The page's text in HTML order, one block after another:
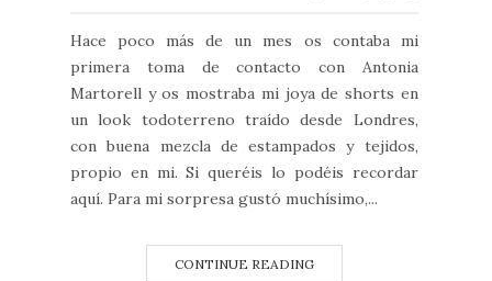
Hace poco más de un mes os contaba mi
primera toma de contacto con Antonia
Martorell y os mostraba mi joya de shorts en
un look todoterreno traído desde Londres,
con buena mezcla de estampados y tejidos,
propio en mi. Si queréis lo podéis recordar
aquí. Para mi sorpresa gustó muchísimo,...
CONTINUE READING